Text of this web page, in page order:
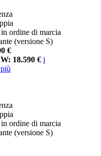
in ordine di marcia
(versione S)
€
18.590 € i
in ordine di marcia
(versione S)